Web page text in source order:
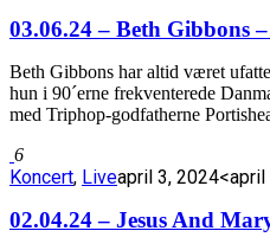
03.06.24 – Beth Gibbons
Beth Gibbons har altid været
hun i 90´erne frekventerede
med Triphop-godfatherne
6
Koncert, Liveapril 3, 2024<april
02.04.24 – Jesus And